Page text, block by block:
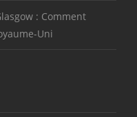
: Comment
Uni